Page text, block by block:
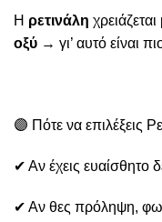
Η ρετινάλη
οξύ → γι’ αυτό είναι
🟣 Πότε να επιλέξεις
✔ Αν έχεις ευαίσθητο
✔ Αν θες πρόληψη,